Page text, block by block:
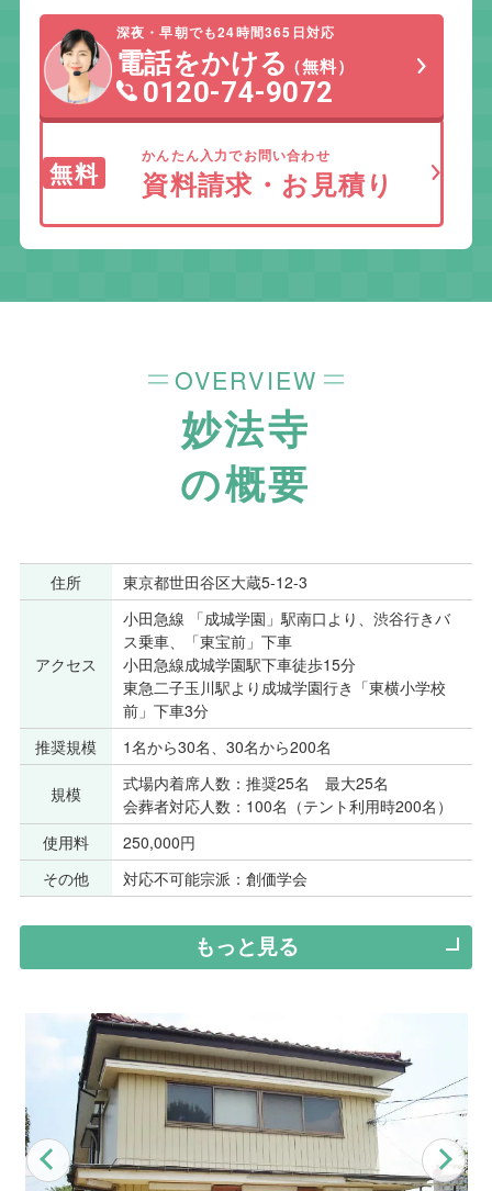
深夜・早朝でも24時間365日対応
電話をかける（無料）
0120-74-9072
無料
かんたん入力でお問い合わせ
資料請求・お見積り
OVERVIEW
妙法寺
の概要
住所 東京都世田谷区大蔵5-12-3
アクセス
小田急線 「成城学園」駅南口より、渋谷行きバ
ス乗車、「東宝前」下車
小田急線成城学園駅下車徒歩15分
東急二子玉川駅より成城学園行き「東横小学校
前」下車3分
推奨規模
1名から30名、30名から200名
規模
式場内着席人数：推奨25名 最大25名
会葬者対応人数：100名（テント利用時200名）
使用料
250,000円
その他
対応不可能宗派：創価学会
もっと見る
Previous